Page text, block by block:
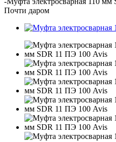
Почти даром